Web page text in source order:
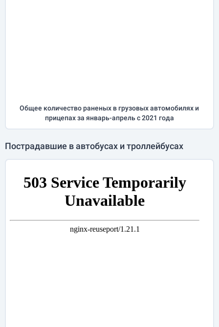
Общее количество раненых в грузовых автомобилях и
прицепах за январь-апрельс 2021 года
Пострадавшие в автобусах и троллейбусах